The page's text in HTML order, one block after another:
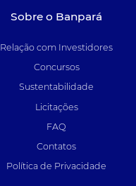
Sobre o Banpará
Relação com Investidores
Concursos
Sustentabilidade
Licitações
FAQ
Contatos
Política de Privacidade